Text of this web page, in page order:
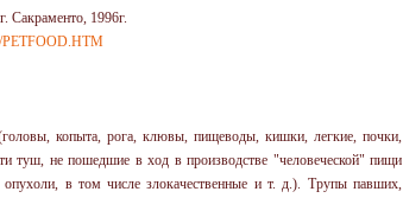
Сакраменто, 1996г.
PETFOOD.HTM
копыта, рога, клювы, пищеводы, кишки, легкие, почки,
туш, не пошедшие в ход в производстве "человеческой" пищи
в том числе злокачественные и т. д.). Трупы павших,